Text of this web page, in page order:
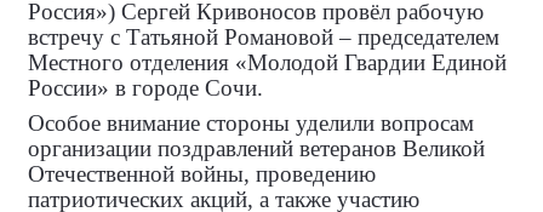
Россия») Сергей Кривоносов провёл рабочую
встречу с Татьяной Романовой – председателем
Местного отделения «Молодой Гвардии Единой
России» в городе Сочи.
Особое внимание стороны уделили вопросам
организации поздравлений ветеранов Великой
Отечественной войны, проведению
патриотических акций, а также участию